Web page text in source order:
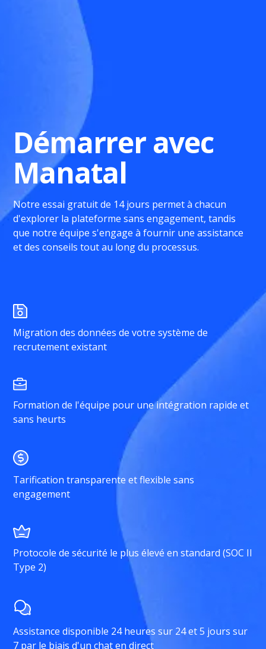
Démarrer avec
Manatal
Notre essai gratuit de 14 jours permet à chacun
d'explorer la plateforme sans engagement, tandis
que notre équipe s'engage à fournir une assistance
et des conseils tout au long du processus.
Migration des données de votre système de
recrutement existant
Formation de l'équipe pour une intégration rapide et
sans heurts
Tarification transparente et flexible sans
engagement
Protocole de sécurité le plus élevé en standard (SOC II
Type 2)
Assistance disponible 24 heures sur 24 et 5 jours sur
7 par le biais d'un chat en direct